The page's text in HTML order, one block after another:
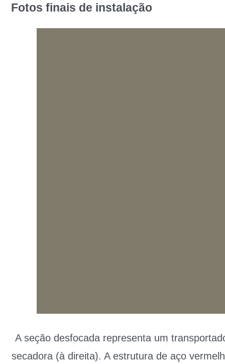
Fotos finais de instalação
A seção desfocada representa um
secadora (à direita). A estrutura de aço